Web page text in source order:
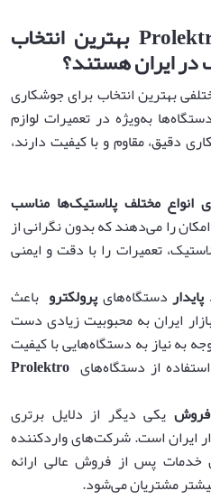
بهترین انتخاب
ایران هستند؟
بهترین انتخاب برای جوشکاری
به‌ویژه در تعمیرات لوازم
دقیق، مقاوم و با کیفیت دارند،
انواع مختلف پلاستیک‌ها مناسب
را می‌دهند که بدون نگرانی از
تعمیرات را با دقت و ایمنی
دستگاه‌هایپرولکترو باعث
ایران به محبوبیت زیادی دست
به نیاز به دستگاه‌هایی با کیفیت
از دستگاه‌های Prolektro
یکی دیگر از دلایل برتری
ایران است. شرکت‌های واردکننده
خدمات پس از فروش عالی ارائه
مشتریان می‌شود.